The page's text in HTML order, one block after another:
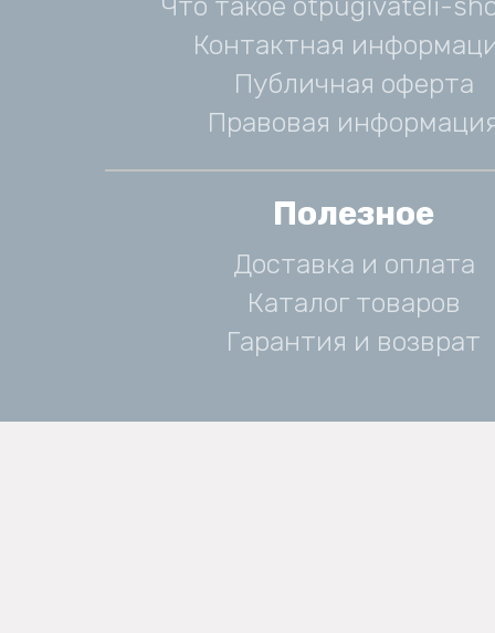
Контактная
Публичная оферта
Правовая
Полезное
Доставка и оплата
Каталог товаров
Гарантия и возврат